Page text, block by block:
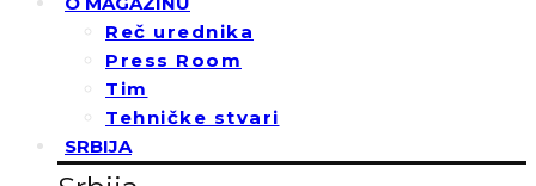
Reč urednika
Press Room
Tim
Tehničke stvari
SRBIJA